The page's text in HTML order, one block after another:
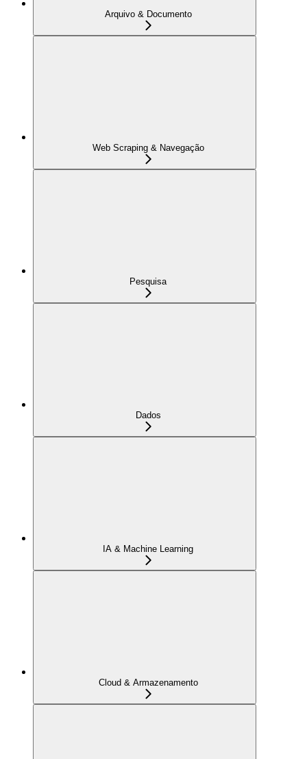
Arquivo & Documento
Web Scraping & Navegação
Pesquisa
Dados
IA & Machine Learning
Cloud & Armazenamento